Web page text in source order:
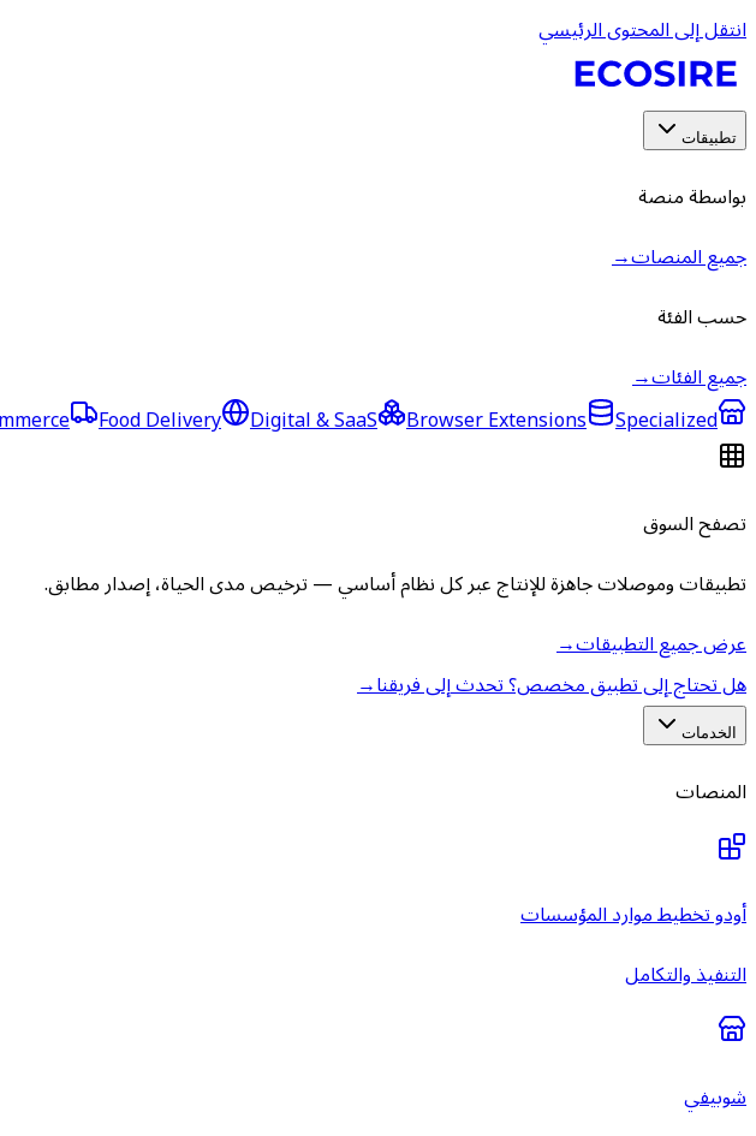
انتقل إلى المحتوى الرئيسي
تطبيقات
بواسطة منصة
جميع المنصات→
حسب الفئة
جميع الفئات→
Food Delivery Digital & SaaS Browser Extensions Specialized
تصفح السوق
تطبيقات وموصلات جاهزة للإنتاج عبر كل نظام أساسي — ترخيص مدى الحياة، إصدار مطابق.
عرض جميع التطبيقات→
هل تحتاج إلى تطبيق مخصص؟ تحدث إلى فريقنا→
الخدمات
المنصات
أودو تخطيط موارد المؤسسات
التنفيذ والتكامل
شوبيفي